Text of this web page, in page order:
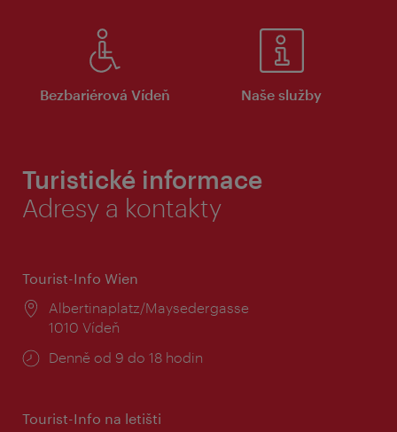
Bezbariérová Vídeň Naše služby
Turistické informace
Adresy a kontakty
Tourist-Info Wien
Místo:
Albertinaplatz/Maysedergasse
1010 Vídeň
Provozní
Denně od 9 do 18 hodin
Tourist-Info na letišti